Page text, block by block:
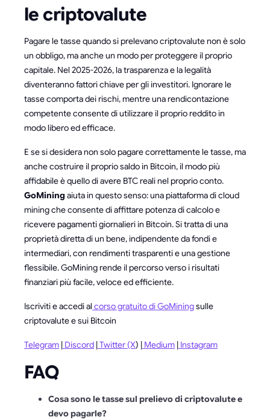
le criptovalute
Pagare le tasse quando si prelevano criptovalute non è solo
un obbligo, ma anche un modo per proteggere il proprio
capitale. Nel 2025-2026, la trasparenza e la legalità
diventeranno fattori chiave per gli investitori. Ignorare le
tasse comporta dei rischi, mentre una rendicontazione
competente consente di utilizzare il proprio reddito in
modo libero ed efficace.
E se si desidera non solo pagare correttamente le tasse, ma
anche costruire il proprio saldo in Bitcoin, il modo più
affidabile è quello di avere BTC reali nel proprio conto.
GoMiningaiuta in questo senso: una piattaforma di cloud
mining che consente di affittare potenza di calcolo e
ricevere pagamenti giornalieri in Bitcoin. Si tratta di una
proprietà diretta di un bene, indipendente da fondi e
intermediari, con rendimenti trasparenti e una gestione
flessibile. GoMining rende il percorso verso i risultati
finanziari più facile, veloce ed efficiente.
Iscriviti e accedi al corso gratuito di GoMiningsulle
criptovalute e sui Bitcoin
Telegram Discord Twitter (X) | Medium Instagram
FAQ
Cosa sono le tasse sul prelievo di criptovalute e
devo pagarle?